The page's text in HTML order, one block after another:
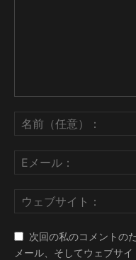
次回の私のコメントの
メール、そしてウェブサイ